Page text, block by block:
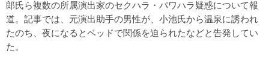
郎氏ら複数の所属演出家のセクハラ・パワハラ疑惑について報
道。記事では、元演出助手の男性が、小池氏から温泉に誘われ
たのち、夜になるとベッドで関係を迫られたなどと告発してい
た。